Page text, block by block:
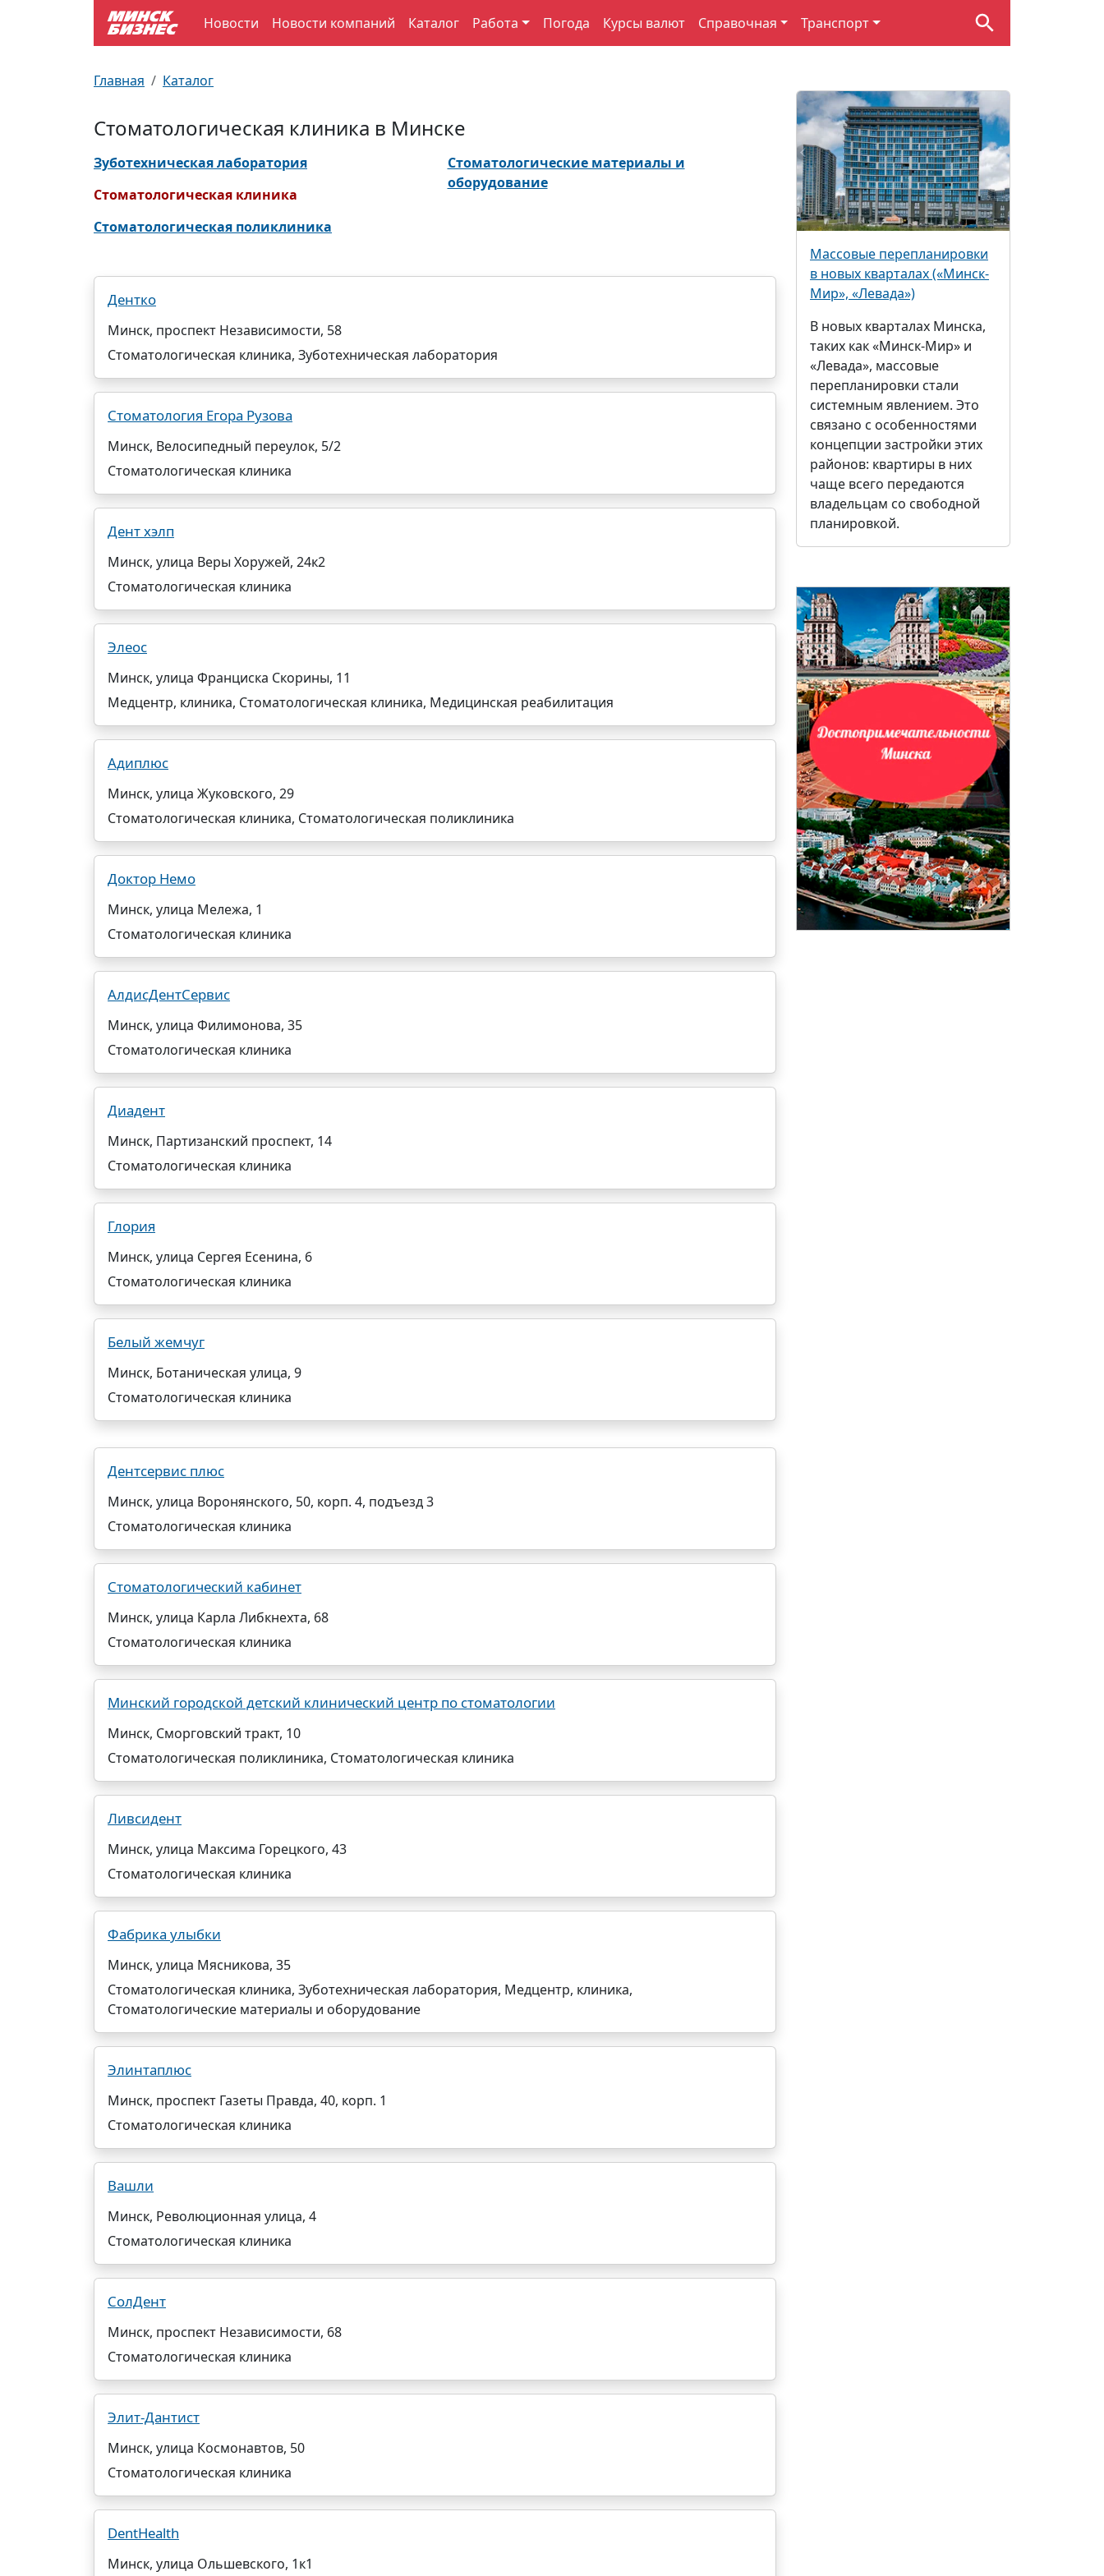
Новости Новости компаний Каталог Работа Погода Курсы валют Справочная Транспорт
Главная Каталог
Стоматологическая клиника в Минске
Зуботехническая лаборатория
Стоматологическая клиника
Стоматологическая поликлиника
Стоматологические материалы и
оборудование
Дентко
Минск, проспект Независимости, 58
Стоматологическая клиника, Зуботехническая лаборатория
Стоматология Егора Рузова
Минск, Велосипедный переулок, 5/2
Стоматологическая клиника
Дент хэлп
Минск, улица Веры Хоружей, 24к2
Стоматологическая клиника
Элеос
Минск, улица Франциска Скорины, 11
Медцентр, клиника, Стоматологическая клиника, Медицинская реабилитация
Адиплюс
Минск, улица Жуковского, 29
Стоматологическая клиника, Стоматологическая поликлиника
Доктор Немо
Минск, улица Мележа, 1
Стоматологическая клиника
АлдисДентСервис
Минск, улица Филимонова, 35
Стоматологическая клиника
Диадент
Минск, Партизанский проспект, 14
Стоматологическая клиника
Глория
Минск, улица Сергея Есенина, 6
Стоматологическая клиника
Белый жемчуг
Минск, Ботаническая улица, 9
Стоматологическая клиника
Дентсервис плюс
Минск, улица Воронянского, 50, корп. 4, подъезд 3
Стоматологическая клиника
Стоматологический кабинет
Минск, улица Карла Либкнехта, 68
Стоматологическая клиника
Минский городской детский клинический центр по стоматологии
Минск, Сморговский тракт, 10
Стоматологическая поликлиника, Стоматологическая клиника
Ливсидент
Минск, улица Максима Горецкого, 43
Стоматологическая клиника
Фабрика улыбки
Минск, улица Мясникова, 35
Стоматологическая клиника, Зуботехническая лаборатория, Медцентр, клиника,
Стоматологические материалы и оборудование
Элинтаплюс
Минск, проспект Газеты Правда, 40, корп. 1
Стоматологическая клиника
Вашли
Минск, Революционная улица, 4
Стоматологическая клиника
СолДент
Минск, проспект Независимости, 68
Стоматологическая клиника
Элит-Дантист
Минск, улица Космонавтов, 50
Стоматологическая клиника
DentHealth
Минск, улица Ольшевского, 1к1
Массовые перепланировки
в новых кварталах («Минск-
Мир», «Левада»)
В новых кварталах Минска,
таких как «Минск-Мир» и
«Левада», массовые
перепланировки стали
системным явлением. Это
связано с особенностями
концепции застройки этих
районов: квартиры в них
чаще всего передаются
владельцам со свободной
планировкой.
Улицы Минска
Производственный календарь
Документы для ЗАГСа
Пробки на дорогах